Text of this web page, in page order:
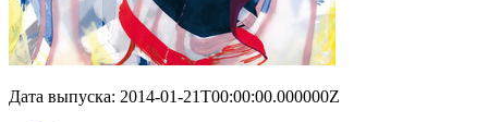
Дата выпуска: 2014-01-21T00:00:00.000000Z